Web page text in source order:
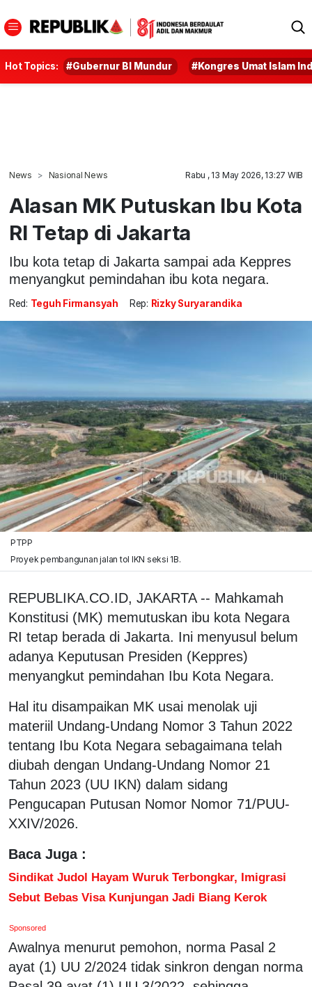
Hot Topics: #Gubernur BI Mundur #Kongres Umat Islam
News Nasional News Rabu , 13 May 2026, 13:27 WIB
Alasan MK Putuskan Ibu Kota
RI Tetap di Jakarta
Ibu kota tetap di Jakarta sampai ada Keppres
menyangkut pemindahan ibu kota negara.
Red: Teguh Firmansyah Rep: Rizky Suryarandika
PTPP
Proyek pembangunan jalan tol IKN seksi 1B.
REPUBLIKA.CO.ID, JAKARTA -- Mahkamah
Konstitusi (MK) memutuskan ibu kota Negara
RI tetap berada di Jakarta. Ini menyusul belum
adanya Keputusan Presiden (Keppres)
menyangkut pemindahan Ibu Kota Negara.
Hal itu disampaikan MK usai menolak uji
materiil Undang-Undang Nomor 3 Tahun 2022
tentang Ibu Kota Negara sebagaimana telah
diubah dengan Undang-Undang Nomor 21
Tahun 2023 (UU IKN) dalam sidang
Pengucapan Putusan Nomor Nomor 71/PUU-
XXIV/2026.
Baca Juga :
Sindikat Judol Hayam Wuruk Terbongkar, Imigrasi
Sebut Bebas Visa Kunjungan Jadi Biang Kerok
Sponsored
Awalnya menurut pemohon, norma Pasal 2
ayat (1) UU 2/2024 tidak sinkron dengan norma